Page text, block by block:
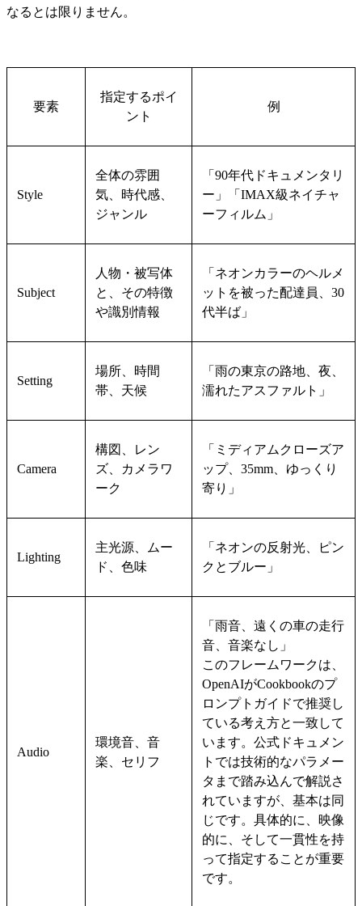
なるとは限りません。
要素
指定するポイ
ント
例
Style
全体の雰囲
気、時代感、
ジャンル
「90年代ドキュメンタリ
ー」「IMAX級ネイチャ
ーフィルム」
Subject
人物・被写体
と、その特徴
や識別情報
「ネオンカラーのヘルメ
ットを被った配達員、30
代半ば」
Setting
場所、時間
帯、天候
「雨の東京の路地、夜、
濡れたアスファルト」
Camera
構図、レン
ズ、カメラワ
ーク
「ミディアムクローズア
ップ、35mm、ゆっくり
寄り」
Lighting
主光源、ムー
ド、色味
「ネオンの反射光、ピン
クとブルー」
Audio
環境音、音
楽、セリフ
「雨音、遠くの車の走行
音、音楽なし」
このフレームワークは、
OpenAIがCookbookのプ
ロンプトガイドで推奨し
ている考え方と一致して
います。公式ドキュメン
トでは技術的なパラメー
タまで踏み込んで解説さ
れていますが、基本は同
じです。具体的に、映像
的に、そして一貫性を持
って指定することが重要
です。